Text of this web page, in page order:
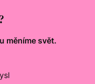
měníme svět.